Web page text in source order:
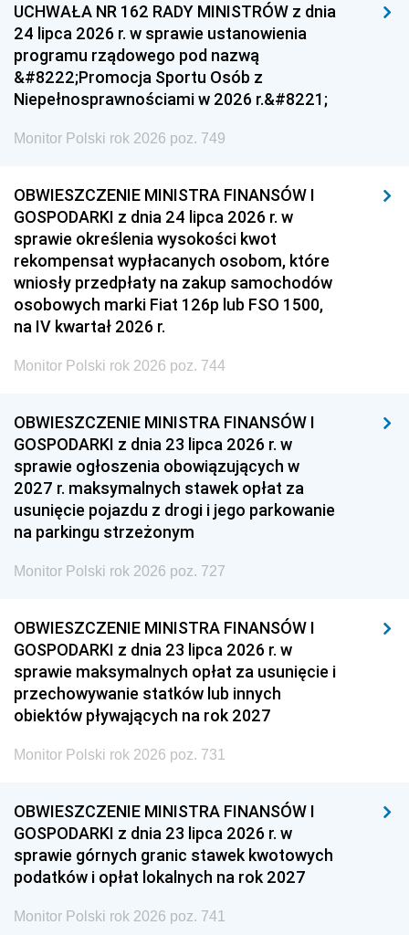
UCHWAŁA NR 162 RADY MINISTRÓW z dnia
24 lipca 2026 r. w sprawie ustanowienia
programu rządowego pod nazwą
&#8222;Promocja Sportu Osób z
Niepełnosprawnościami w 2026 r.&#8221;
Monitor Polski rok 2026 poz. 749
OBWIESZCZENIE MINISTRA FINANSÓW I
GOSPODARKI z dnia 24 lipca 2026 r. w
sprawie określenia wysokości kwot
rekompensat wypłacanych osobom, które
wniosły przedpłaty na zakup samochodów
osobowych marki Fiat 126p lub FSO 1500,
na IV kwartał 2026 r.
Monitor Polski rok 2026 poz. 744
OBWIESZCZENIE MINISTRA FINANSÓW I
GOSPODARKI z dnia 23 lipca 2026 r. w
sprawie ogłoszenia obowiązujących w
2027 r. maksymalnych stawek opłat za
usunięcie pojazdu z drogi i jego parkowanie
na parkingu strzeżonym
Monitor Polski rok 2026 poz. 727
OBWIESZCZENIE MINISTRA FINANSÓW I
GOSPODARKI z dnia 23 lipca 2026 r. w
sprawie maksymalnych opłat za usunięcie i
przechowywanie statków lub innych
obiektów pływających na rok 2027
Monitor Polski rok 2026 poz. 731
OBWIESZCZENIE MINISTRA FINANSÓW I
GOSPODARKI z dnia 23 lipca 2026 r. w
sprawie górnych granic stawek kwotowych
podatków i opłat lokalnych na rok 2027
Monitor Polski rok 2026 poz. 741